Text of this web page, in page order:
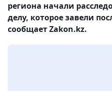
региона начали
делу, которое завели
сообщает Zakon.kz.